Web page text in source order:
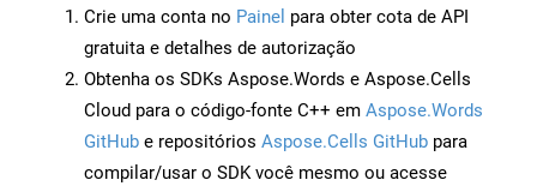
Crie uma conta no Painel para obter cota de API
gratuita e detalhes de autorização
Obtenha os SDKs Aspose.Words e Aspose.Cells
Cloud para o código-fonte C++ em Aspose.Words
GitHub e repositórios Aspose.Cells GitHub para
compilar/usar o SDK você mesmo ou acesse